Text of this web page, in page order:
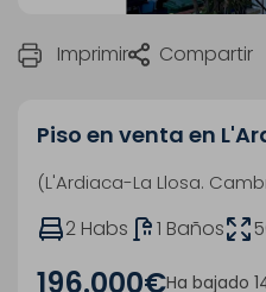
Imprimir Compartir
Piso en venta en
(L'Ardiaca-La Llosa.
2 Habs 1 Baños
196.000€Ha bajado